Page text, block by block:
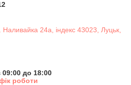
24а, індекс 43023, Луцьк,
09:00 до 18:00
роботи